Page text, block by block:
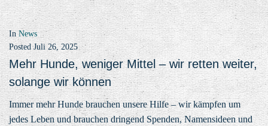
InNews
PostedJuli 26, 2025
Mehr Hunde, weniger Mittel – wir retten weiter,
solange wir können
Immer mehr Hunde brauchen unsere Hilfe – wir kämpfen um
jedes Leben und brauchen dringend Spenden, Namensideen und